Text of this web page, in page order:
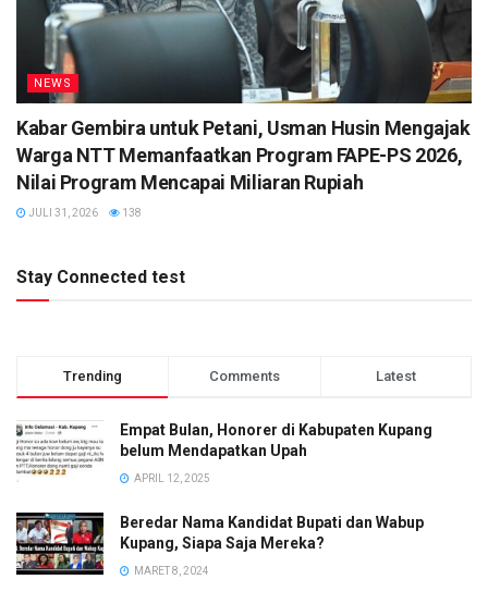
NEWS
Kabar Gembira untuk Petani, Usman Husin Mengajak
Warga NTT Memanfaatkan Program FAPE-PS 2026,
Nilai Program Mencapai Miliaran Rupiah
JULI 31, 2026 138
Stay Connected test
Trending Comments Latest
Empat Bulan, Honorer di Kabupaten Kupang
belum Mendapatkan Upah
APRIL 12, 2025
Beredar Nama Kandidat Bupati dan Wabup
Kupang, Siapa Saja Mereka?
MARET 8, 2024